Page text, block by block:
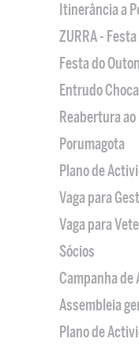
Itinerância a
ZURRA -
Festa do
Entrudo
Reabertura
Porumagota
Plano de
Vaga para
Vaga para
Sócios
Campanha
Assembleia
Plano de